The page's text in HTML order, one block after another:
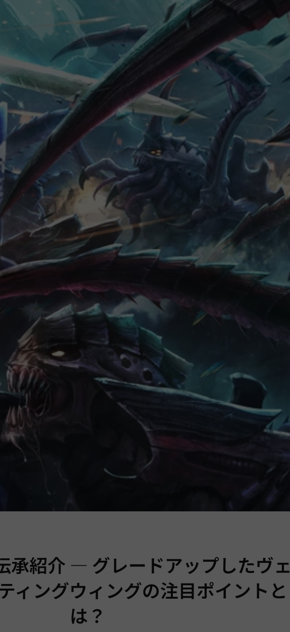
承紹介 — グレードアップしたヴェ
ィングウィングの注目ポイントと
は？